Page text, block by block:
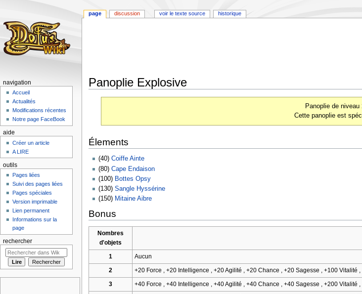
Panoplie Explosive
Panoplie de niveau
Cette panoplie est
Élements
(40)Coiffe Ainte
(80)Cape Endaison
(100) Bottes Opsy
(130)Sangle Hyssérine
(150) Mitaine Aibre
Bonus
Nombres
d'objets
1
Aucun
2
+20 Force , +20 Intelligence , +20 Agilité , +20 Chance , +20 Sagesse , +100 Vitalité
3
+40 Force , +40 Intelligence , +40 Agilité , +40 Chance , +40 Sagesse , +200 Vitalité
page discussion voir le texte source historique
navigation
Accueil
Actualités
Modifications récentes
Notre page FaceBook
aide
Créer un article
A LIRE
outils
Pages liées
Suivi des pages liées
Pages spéciales
Version imprimable
Lien permanent
Informations sur la
page
rechercher